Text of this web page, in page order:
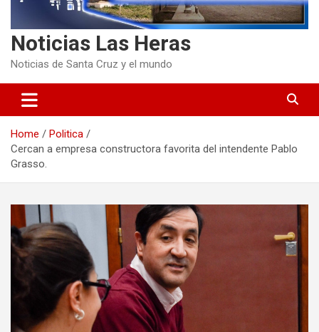
Noticias Las Heras
Noticias de Santa Cruz y el mundo
Home
Politica
Cercan a empresa constructora favorita del intendente Pablo
Grasso.